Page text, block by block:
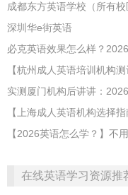
成都东方英语学校（所有校
深圳华e街英语
【杭州成人英语培训机构
在线英语学习资源推